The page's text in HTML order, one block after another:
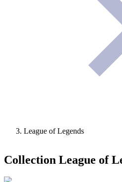
League of Legends
Collection League of